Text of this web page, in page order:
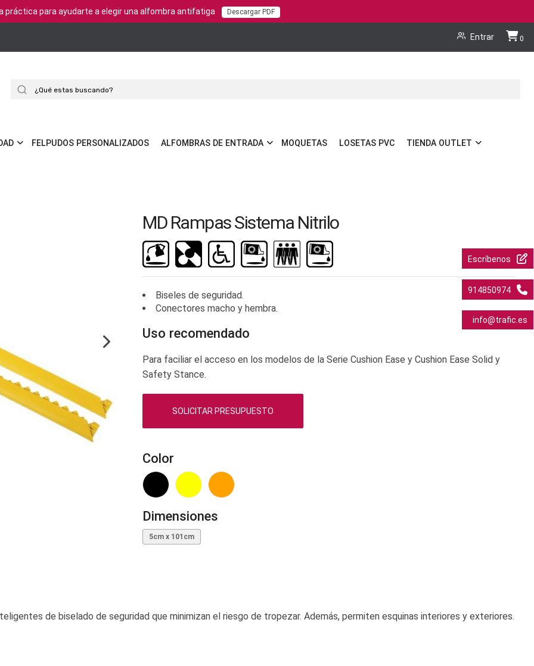
práctica para ayudarte a elegir una alfombra antifatiga Descargar PDF
Entrar Cart
0
FELPUDOS PERSONALIZADOS ALFOMBRAS DE ENTRADA MOQUETAS LOSETAS PVC TIENDA OUTLET
Escríbenos
914850974
info@trafic.es
MD Rampas Sistema Nitrilo
Biseles de seguridad.
Conectores macho y hembra.
Uso recomendado
Para faciliar el acceso en los modelos de la Serie Cushion Ease y Cushion Ease Solid y
Safety Stance.
SOLICITAR PRESUPUESTO
Color
Dimensiones
5cm x 101cm
de biselado de seguridad que minimizan el riesgo de tropezar. Además, permiten esquinas interiores y exteriores.